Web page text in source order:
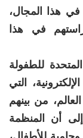
هذا المجال،
في هذا
للطفولة
التي
من بينهم
أن المنظمة